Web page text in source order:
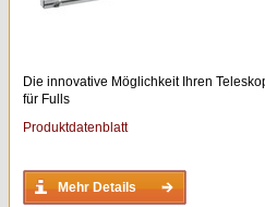
Die innovative Möglichkeit Ihren
für Fulls
Produktdatenblatt
Mehr Details